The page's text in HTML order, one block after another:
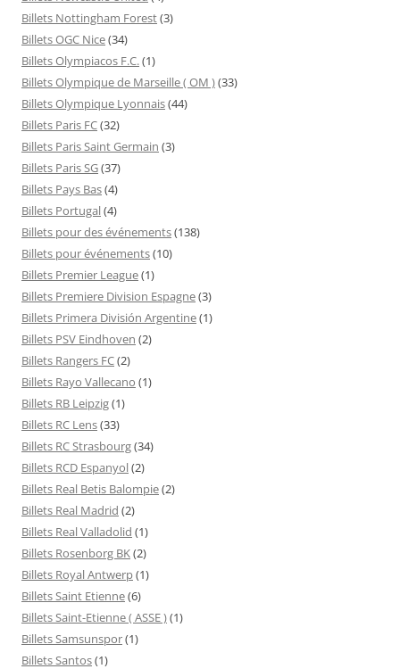
Billets Nottingham Forest(3)
Billets OGC Nice(34)
Billets Olympiacos F.C.(1)
Billets Olympique de Marseille ( OM )(33)
Billets Olympique Lyonnais(44)
Billets Paris FC(32)
Billets Paris Saint Germain (3)
Billets Paris SG(37)
Billets Pays Bas(4)
Billets Portugal(4)
Billets pour des événements(138)
Billets pour événements(10)
Billets Premier League(1)
Billets Premiere Division Espagne(3)
Billets Primera División Argentine(1)
Billets PSV Eindhoven (2)
Billets Rangers FC(2)
Billets Rayo Vallecano (1)
Billets RB Leipzig(1)
Billets RC Lens(33)
Billets RC Strasbourg(34)
Billets RCD Espanyol(2)
Billets Real Betis Balompie(2)
Billets Real Madrid (2)
Billets Real Valladolid (1)
Billets Rosenborg BK(2)
Billets Royal Antwerp(1)
Billets Saint Etienne(6)
Billets Saint-Etienne ( ASSE )(1)
Billets Samsunspor(1)
Billets Santos(1)